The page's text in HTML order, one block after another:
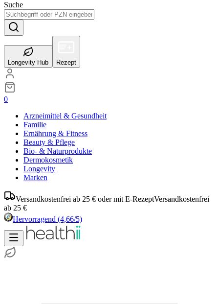
Suche
Longevity Hub Rezept
0
Arzneimittel & Gesundheit
Familie
Ernährung & Fitness
Beauty & Pflege
Bio- & Naturprodukte
Dermokosmetik
Longevity
Marken
Versandkostenfrei ab 25 € oder mit E-RezeptVersandkostenfrei
ab 25 €
Hervorragend (4,66/5)